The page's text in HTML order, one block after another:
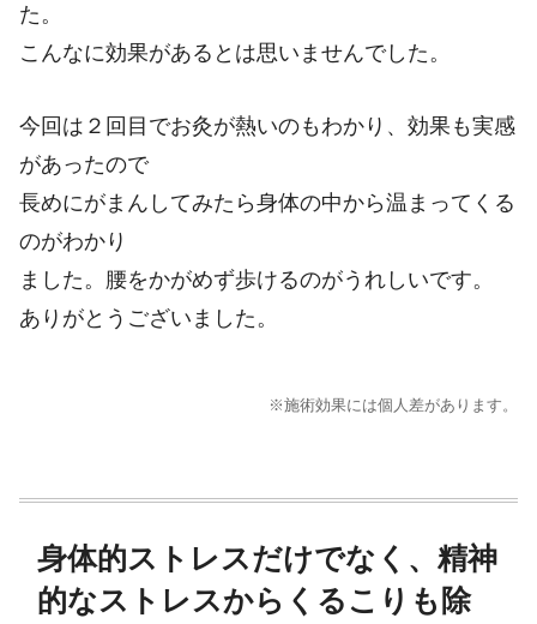
た。
こんなに効果があるとは思いませんでした。
今回は２回目でお灸が熱いのもわかり、効果も実感
があったので
長めにがまんしてみたら身体の中から温まってくる
のがわかり
ました。腰をかがめず歩けるのがうれしいです。
ありがとうございました。
※施術効果には個人差があります。
身体的ストレスだけでなく、精神
的なストレスからくるこりも除